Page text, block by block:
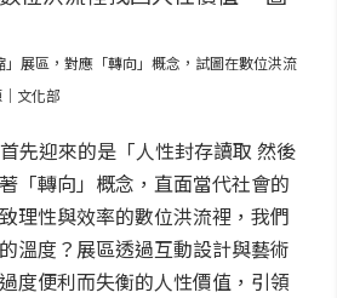
」展區，對應「轉向」概念，試圖在數位洪流
文化部
先迎來的是「人性封存讀取 然後
「轉向」概念，直面當代社會的
理性與效率的數位洪流裡，我們
溫度？展區透過互動設計與藝術
度便利而失衡的人性價值，引領